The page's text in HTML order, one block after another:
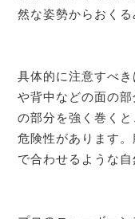
然な姿勢からおくる
具体的に注意すべ
や背中などの面の
の部分を強く巻く
危険性があります
で合わせるような自